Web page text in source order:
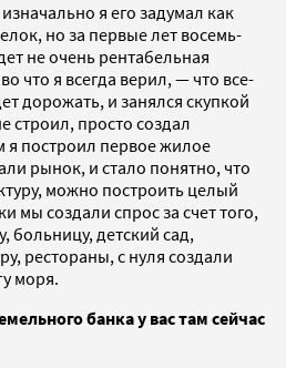
я его задумал как
но за первые лет восемь-
не очень рентабельная
что я всегда верил, — что все-
дорожать, и занялся скупкой
строил, просто создал
я построил первое жилое
рынок, и стало понятно, что
можно построить целый
мы создали спрос за счет того,
больницу, детский сад,
рестораны, с нуля создали
моря.
банка у вас там сейчас